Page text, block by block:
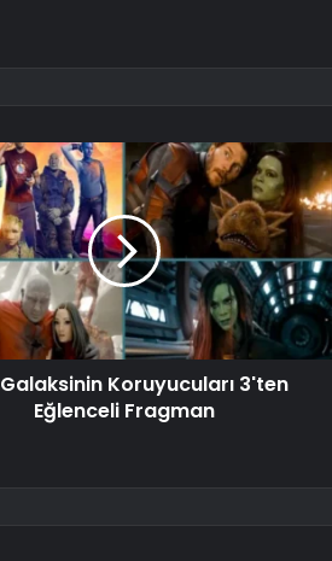
Koruyucuları 3'ten
Eğlenceli Fragman